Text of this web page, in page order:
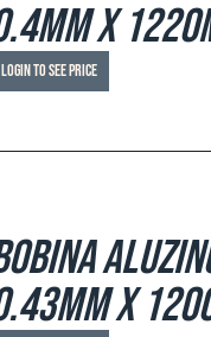
x
Login to see price
x